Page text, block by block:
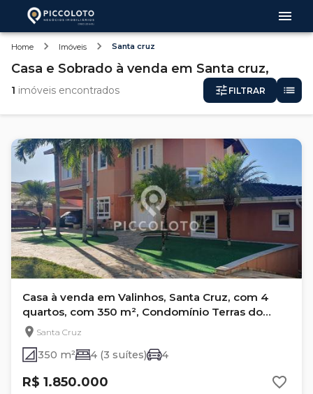
Home Imóveis Santa cruz
Casa e Sobrado à venda em Santa cruz,
1 imóveis encontrados FILTRAR
Casa à venda em Valinhos, Santa Cruz, com 4
quartos, com 350 m², Condomínio Terras do
Caribe
Santa Cruz
350 m² 4 (3 suítes) 4
R$ 1.850.000